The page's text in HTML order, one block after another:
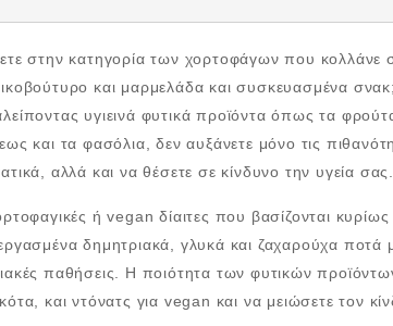
στην κατηγορία των χορτοφάγων που κολλάνε
και μαρμελάδα και συσκευασμένα
υγιεινά φυτικά προϊόντα όπως τα
και τα φασόλια, δεν αυξάνετε μόνο τις
αλλά και να θέσετε σε κίνδυνο την υγεία σας.
ή vegan δίαιτες που βασίζονται
δημητριακά, γλυκά και ζαχαρούχα
παθήσεις. Η ποιότητα των φυτικών
και ντόνατς για vegan και να μειώσετε τον